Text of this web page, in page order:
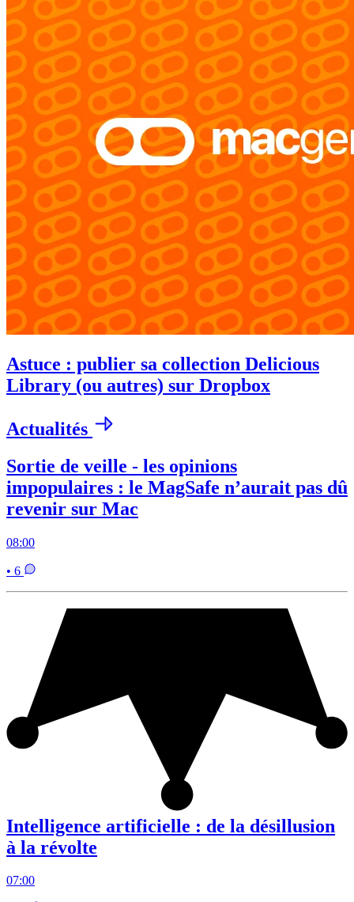
Astuce : publier sa collection Delicious
Library (ou autres) sur Dropbox
Actualités
Sortie de veille - les opinions
impopulaires : le MagSafe n’aurait pas dû
revenir sur Mac
08:00
• 6
Intelligence artificielle : de la désillusion
à la révolte
07:00